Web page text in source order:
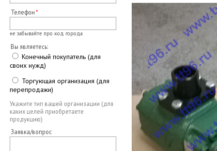
Телефон
не забывайте про код города
Вы являетесь:
Конечный покупатель (для
своих нужд)
Торгующая организация (для
перепродажи)
Укажите тип вашей организации (для
каких целей приобретаете
продукцию)
Заявка/вопрос